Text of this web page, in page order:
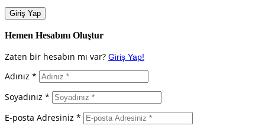
Hemen Hesabını Oluştur
Zaten bir hesabın mı var? Giriş Yap!
Adınız *
Soyadınız *
E-posta Adresiniz *